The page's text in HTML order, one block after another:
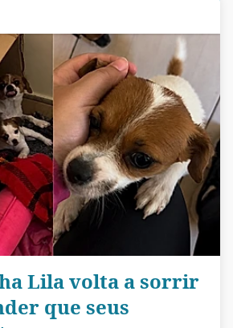
Lila volta a sorrir
que seus